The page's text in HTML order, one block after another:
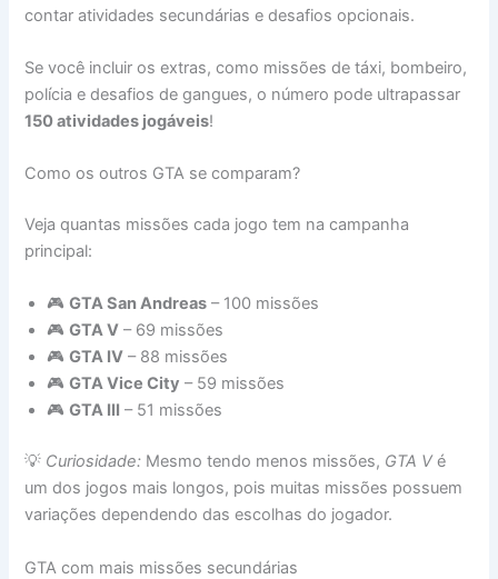
contar atividades secundárias e desafios opcionais.
Se você incluir os extras, como missões de táxi, bombeiro,
polícia e desafios de gangues, o número pode ultrapassar
150 atividades jogáveis!
Como os outros GTA se comparam?
Veja quantas missões cada jogo tem na campanha
principal:
🎮GTA San Andreas – 100 missões
🎮GTA V – 69 missões
🎮GTA IV – 88 missões
🎮GTA Vice City – 59 missões
🎮GTA III – 51 missões
💡 Curiosidade: Mesmo tendo menos missões, GTA Vé
um dos jogos mais longos, pois muitas missões possuem
variações dependendo das escolhas do jogador.
GTA com mais missões secundárias